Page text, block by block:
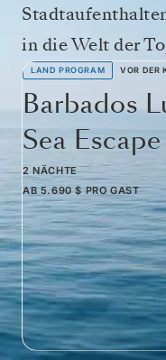
in die Welt der
LAND PROGRAM VOR DER
Barbados
Sea Escape
2 NÄCHTE
AB 5.690 $ PRO GAST